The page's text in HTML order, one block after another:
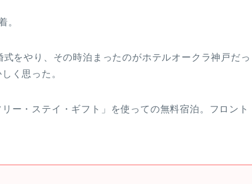
。
をやり、その時泊まったのがホテルオークラ神戸だっ
く思った。
ー・ステイ・ギフト」を使っての無料宿泊。フロント